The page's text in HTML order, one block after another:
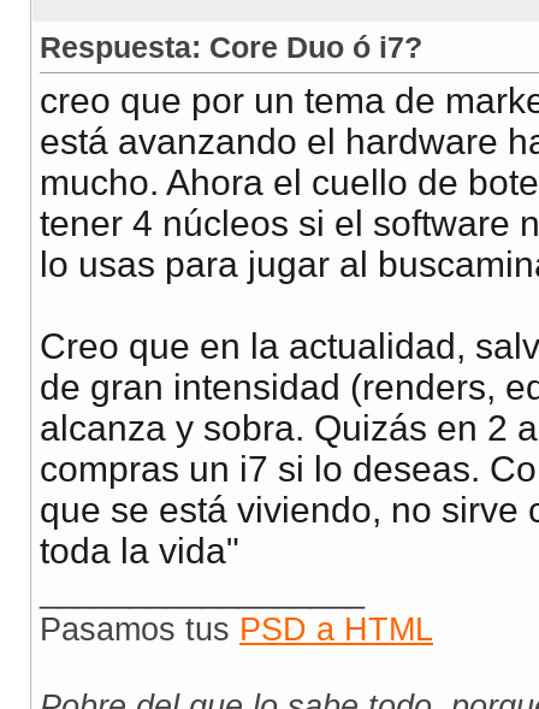
Respuesta: Core Duo ó i7?
creo que por un tema de
está avanzando el hardware
mucho. Ahora el cuello de
tener 4 núcleos si el software
lo usas para jugar al
Creo que en la actualidad,
de gran intensidad (renders,
alcanza y sobra. Quizás en 2
compras un i7 si lo deseas.
que se está viviendo, no sirve
toda la vida"
Pasamos tus PSD a HTML